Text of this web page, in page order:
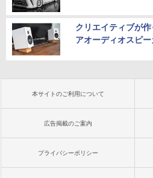
クリエイティブが
アオーディオスピー
本サイトのご利用について
広告掲載のご案内
プライバシーポリシー